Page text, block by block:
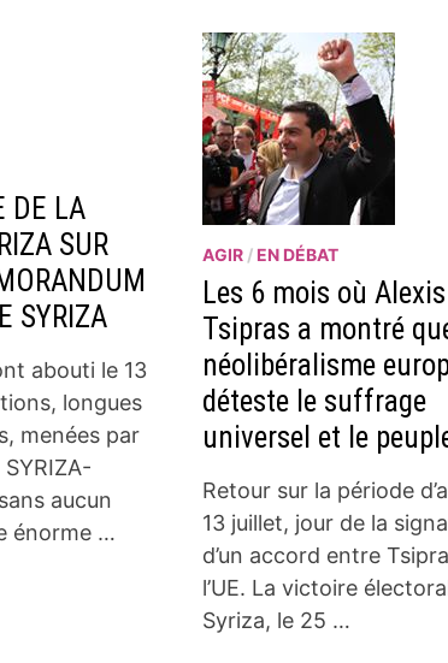
DE LA
SUR
SYRIZA
abouti le 13
longues
menées par
aucun
énorme …
AGIR/ EN DÉBAT
Les 6 mois où Alexis
Tsipras a montré
néolibéralisme
déteste le suffrage
universel et le
Retour sur la période
13 juillet, jour de la
d’un accord entre
l’UE. La victoire
Syriza, le 25 …